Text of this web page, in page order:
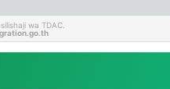
wa TDAC.